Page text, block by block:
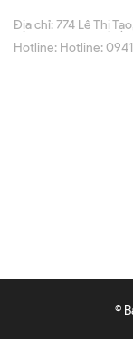
Địa chỉ:774 Lê Thị
Hotline: Hotline:
©